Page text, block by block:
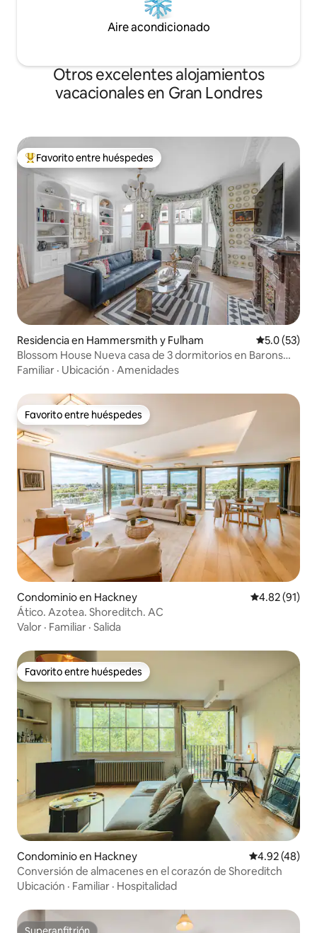
Aire acondicionado
Otros excelentes alojamientos
vacacionales en Gran Londres
De los mejores en Favorito entre huéspedes
Favorito entre huéspedes
Residencia en Hammersmith y Fulham Calificación
5.0 (53)
Blossom House Nueva casa de 3 dormitorios en Barons
Court
Familiar · Ubicación · Amenidades
Favorito entre huéspedes
Favorito entre huéspedes
Condominio en Hackney Calificación
4.82 (91)
Ático. Azotea. Shoreditch. AC
Valor · Familiar · Salida
Favorito entre huéspedes
Favorito entre huéspedes
Condominio en Hackney Calificación
4.92 (48)
Conversión de almacenes en el corazón de Shoreditch
Ubicación · Familiar · Hospitalidad